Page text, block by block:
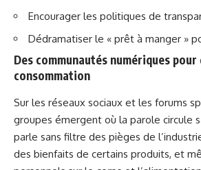
Encourager les politiques de
Dédramatiser le « prêt à manger »
Des communautés numériques pour
consommation
Sur les réseaux sociaux et les forums
groupes émergent où la parole circule
parle sans filtre des pièges de
des bienfaits de certains produits, et